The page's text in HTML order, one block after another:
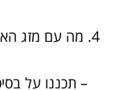
4. מה עם מזג האוויר?
– תכננו על